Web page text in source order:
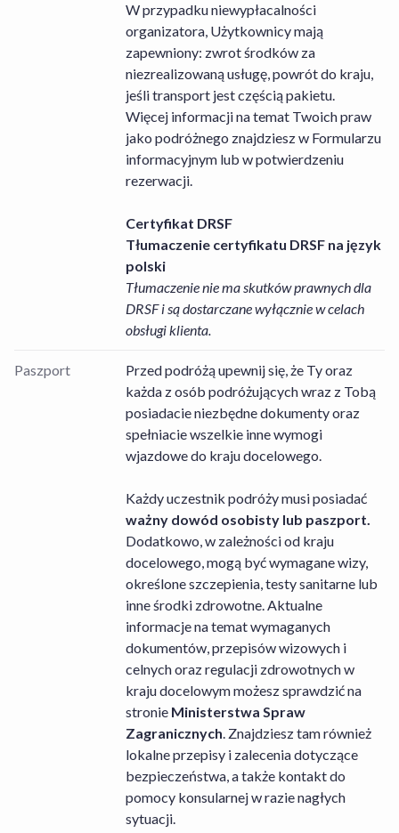
W przypadku niewypłacalności
organizatora, Użytkownicy mają
zapewniony: zwrot środków za
niezrealizowaną usługę, powrót do kraju,
jeśli transport jest częścią pakietu.
Więcej informacji na temat Twoich praw
jako podróżnego znajdziesz w Formularzu
informacyjnym lub w potwierdzeniu
rezerwacji.
Certyfikat DRSF
Tłumaczenie certyfikatu DRSF na język
polski
Tłumaczenie nie ma skutków prawnych dla
DRSF i są dostarczane wyłącznie w celach
obsługi klienta.
Paszport
Przed podróżą upewnij się, że Ty oraz
każda z osób podróżujących wraz z Tobą
posiadacie niezbędne dokumenty oraz
spełniacie wszelkie inne wymogi
wjazdowe do kraju docelowego.
Każdy uczestnik podróży musi posiadać
ważny dowód osobisty lub paszport.
Dodatkowo, w zależności od kraju
docelowego, mogą być wymagane wizy,
określone szczepienia, testy sanitarne lub
inne środki zdrowotne. Aktualne
informacje na temat wymaganych
dokumentów, przepisów wizowych i
celnych oraz regulacji zdrowotnych w
kraju docelowym możesz sprawdzić na
stronie Ministerstwa Spraw
Zagranicznych. Znajdziesz tam również
lokalne przepisy i zalecenia dotyczące
bezpieczeństwa, a także kontakt do
pomocy konsularnej w razie nagłych
sytuacji.